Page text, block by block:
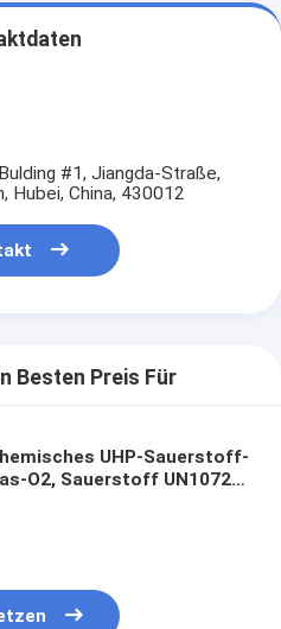
#1, Jiangda-Straße,
Hubei, China, 430012
Besten Preis Für
UHP-Sauerstoff-
O2, Sauerstoff UN1072